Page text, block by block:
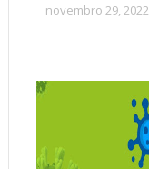
novembro 29, 2022